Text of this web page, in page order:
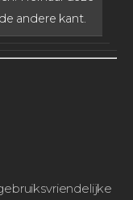
andere kant.